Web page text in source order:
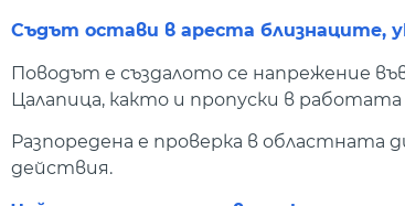
Съдът остави в ареста близнаците,
Поводът е създалото се напрежение
Цалапица, както и пропуски в работата
Разпоредена е проверка в
действия.